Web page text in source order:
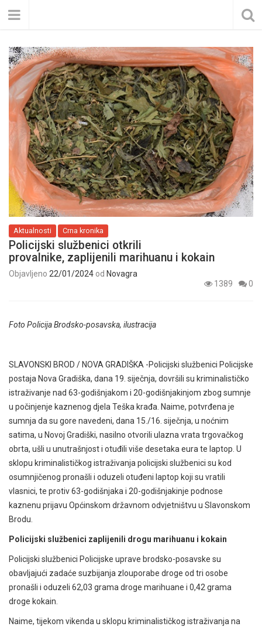
Aktualnosti Crna kronika
Policijski službenici otkrili
provalnike, zaplijenili marihuanu i kokain
Objavljeno 22/01/2024 od Novagra
1389
0
Foto Policija Brodsko-posavska, ilustracija
SLAVONSKI BROD / NOVA GRADIŠKA -Policijski službenici Policijske
postaja Nova Gradiška, dana 19. siječnja, dovršili su kriminalističko
istraživanje nad 63-godišnjakom i 20-godišnjakinjom zbog sumnje
u počinjenje kaznenog djela Teška krađa. Naime, potvrđena je
sumnja da su gore navedeni, dana 15./16. siječnja, u noćnim
satima, u Novoj Gradiški, nasilno otvorili ulazna vrata trgovačkog
obrta, ušli u unutrašnjost i otuđili više desetaka eura te laptop. U
sklopu kriminalističkog istraživanja policijski službenici su kod
osumnjičenog pronašli i oduzeli otuđeni laptop koji su vratili
vlasnici, te protiv 63-godišnjaka i 20-godišnjakinje podnose
kaznenu prijavu Općinskom državnom odvjetništvu u Slavonskom
Brodu.
Policijski službenici zaplijenili drogu marihuanu i kokain
Policijski službenici Policijske uprave brodsko-posavske su
obavljajući zadaće suzbijanja zlouporabe droge od tri osobe
pronašli i oduzeli 62,03 grama droge marihuane i 0,42 grama
droge kokain.
Naime, tijekom vikenda u sklopu kriminalističkog istraživanja na